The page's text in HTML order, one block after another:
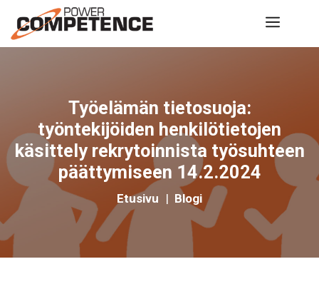
sisältöön
Työelämän tietosuoja:
työntekijöiden henkilötietojen
käsittely rekrytoinnista työsuhteen
päättymiseen 14.2.2024
Etusivu | Blogi